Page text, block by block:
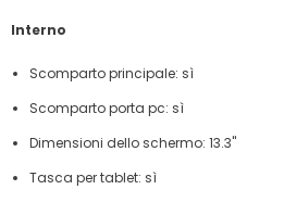
Interno
Scomparto principale: sì
Scomparto porta pc: sì
Dimensioni dello schermo: 13.3"
Tasca per tablet: sì